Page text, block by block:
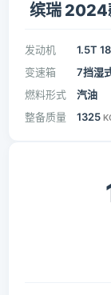
缤瑞 2024
发动机 1.5T
变速箱
7挡湿
燃料形式
汽油
整备质量 1325